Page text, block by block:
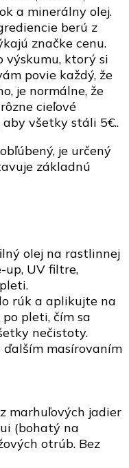
a minerálny olej.
berú z
značke cenu.
výskumu, ktorý si
povie každý, že
je normálne, že
cieľové
všetky stáli 5€..
je určený
základnú
olej na rastlinnej
up, UV filtre,
rúk a aplikujte na
pleti, čím sa
nečistoty.
masírovaním
marhuľových jadier
(bohatý na
otrúb. Bez